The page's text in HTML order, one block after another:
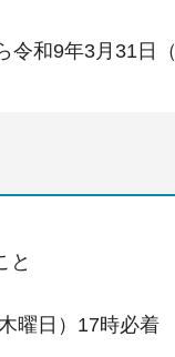
令和9年3月31日
と
曜日）17時必着